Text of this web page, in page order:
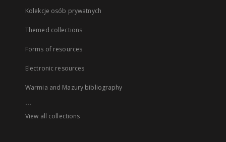
Kolekcje osób prywatnych
Themed collections
Forms of resources
Electronic resources
Warmia and Mazury bibliography
...
View all collections